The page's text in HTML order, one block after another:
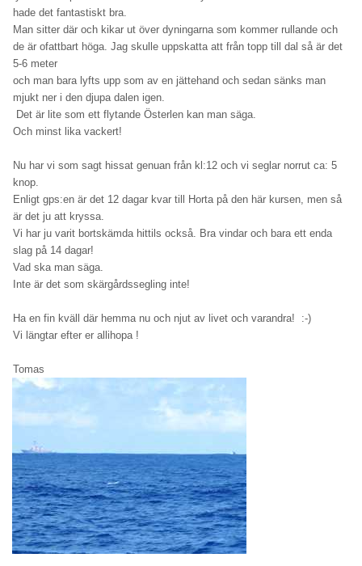
hade det fantastiskt bra.
Man sitter där och kikar ut över dyningarna som kommer rullande och
de är ofattbart höga. Jag skulle uppskatta att från topp till dal så är det
5-6 meter
och man bara lyfts upp som av en jättehand och sedan sänks man
mjukt ner i den djupa dalen igen.
Det är lite som ett flytande Österlen kan man säga.
Och minst lika vackert!
Nu har vi som sagt hissat genuan från kl:12 och vi seglar norrut ca: 5
knop.
Enligt gps:en är det 12 dagar kvar till Horta på den här kursen, men så
är det ju att kryssa.
Vi har ju varit bortskämda hittils också. Bra vindar och bara ett enda
slag på 14 dagar!
Vad ska man säga.
Inte är det som skärgårdssegling inte!
Ha en fin kväll där hemma nu och njut av livet och varandra! :-)
Vi längtar efter er allihopa !
Tomas